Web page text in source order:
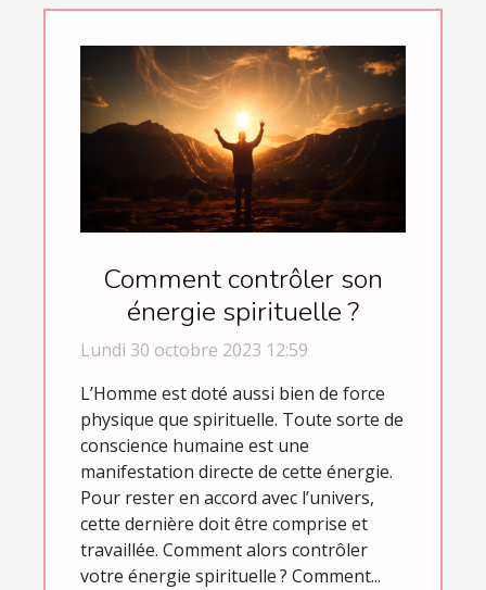
Comment contrôler son
énergie spirituelle ?
Lundi 30 octobre 2023 12:59
L’Homme est doté aussi bien de force
physique que spirituelle. Toute sorte de
conscience humaine est une
manifestation directe de cette énergie.
Pour rester en accord avec l’univers,
cette dernière doit être comprise et
travaillée. Comment alors contrôler
votre énergie spirituelle ? Comment...